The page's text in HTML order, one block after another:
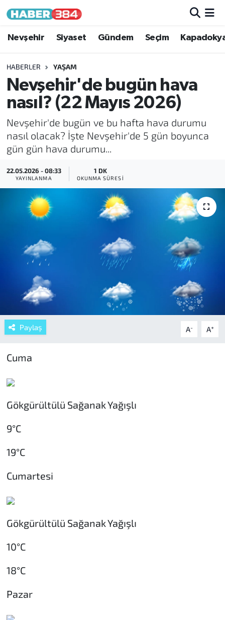
Nevşehir Siyaset Gündem Seçim
HABERLER YAŞAM
Nevşehir'de bugün hava
nasıl? (22 Mayıs 2026)
Nevşehir'de bugün ve bu hafta hava durumu
nasıl olacak? İşte Nevşehir'de 5 gün boyunca
gün gün hava durumu...
22.05.2026 - 08:33
YAYINLANMA
1 DK
OKUNMA SÜRESI
Paylaş A- A+
Cuma
Gökgürültülü Sağanak Yağışlı
9°C
19°C
Cumartesi
Gökgürültülü Sağanak Yağışlı
10°C
18°C
Pazar
Nöbetçi Eczaneler
Hava Durumu
Trafik Durumu
Tüm Manşetler
Son Dakika Haberleri
Haber Arşivi